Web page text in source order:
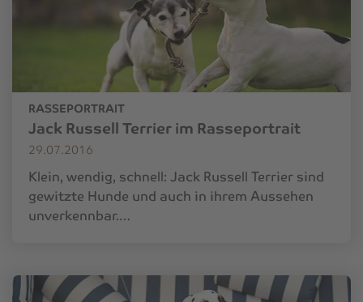
RASSEPORTRAIT
Jack Russell Terrier im Rasseportrait
29.07.2016
Klein, wendig, schnell: Jack Russell Terrier sind
gewitzte Hunde und auch in ihrem Aussehen
unverkennbar.…